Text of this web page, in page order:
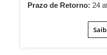
Prazo de Retorno: 24